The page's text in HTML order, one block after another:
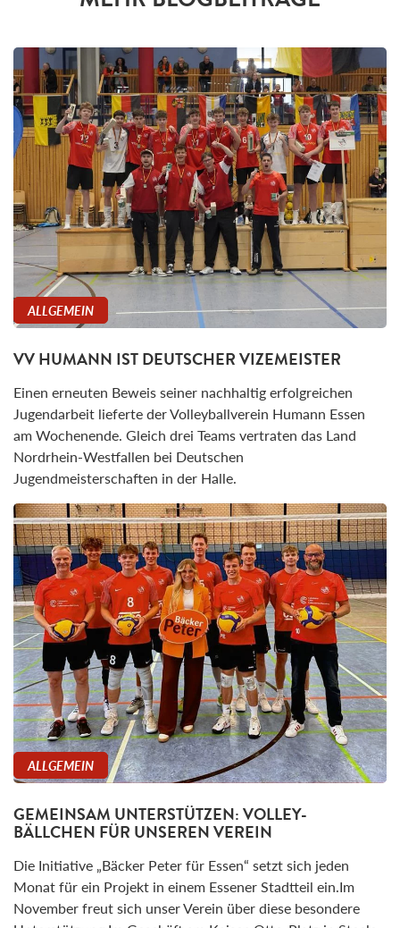
ALLGEMEIN
VV HUMANN IST DEUTSCHER VIZEMEISTER
Einen erneuten Beweis seiner nachhaltig erfolgreichen
Jugendarbeit lieferte der Volleyballverein Humann Essen
am Wochenende. Gleich drei Teams vertraten das Land
Nordrhein-Westfallen bei Deutschen
Jugendmeisterschaften in der Halle.
ALLGEMEIN
GEMEINSAM UNTERSTÜTZEN: VOLLEY-
BÄLLCHEN FÜR UNSEREN VEREIN
Die Initiative „Bäcker Peter für Essen“ setzt sich jeden
Monat für ein Projekt in einem Essener Stadtteil ein.Im
November freut sich unser Verein über diese besondere